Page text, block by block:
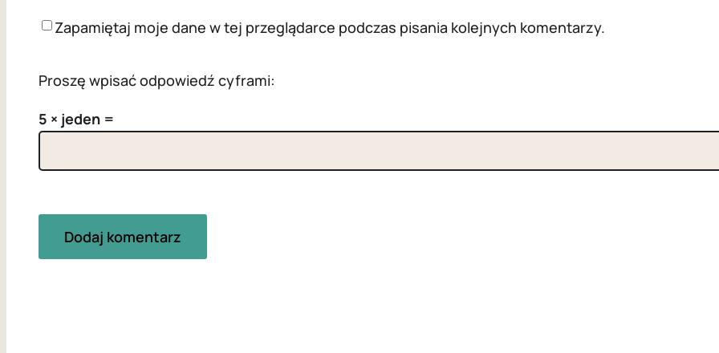
Zapamiętaj moje dane w tej przeglądarce podczas pisania kolejnych komentarzy.
Proszę wpisać odpowiedź cyframi:
5 × jeden =